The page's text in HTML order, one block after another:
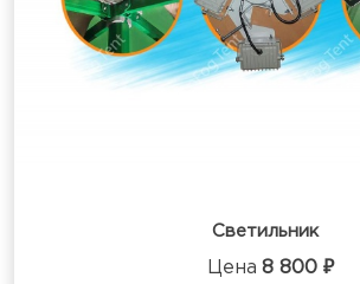
Светильник
Цена 8 800 ₽